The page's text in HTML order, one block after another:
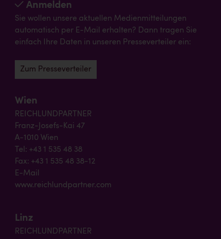
Anmelden
Sie wollen unsere aktuellen Medienmitteilungen
automatisch per E-Mail erhalten? Dann tragen Sie
einfach Ihre Daten in unseren Presseverteiler ein:
Zum Presseverteiler
Wien
REICHLUNDPARTNER
Franz-Josefs-Kai 47
A-1010 Wien
Tel: +43 1 535 48 38
Fax: +43 1 535 48 38-12
E-Mail
www.reichlundpartner.com
Linz
REICHLUNDPARTNER